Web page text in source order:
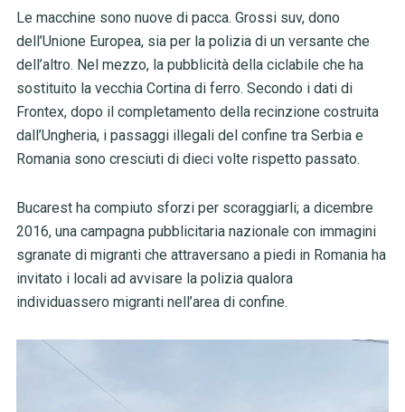
Le macchine sono nuove di pacca. Grossi suv, dono
dell’Unione Europea, sia per la polizia di un versante che
dell’altro. Nel mezzo, la pubblicità della ciclabile che ha
sostituito la vecchia Cortina di ferro. Secondo i dati di
Frontex, dopo il completamento della recinzione costruita
dall’Ungheria, i passaggi illegali del confine tra Serbia e
Romania sono cresciuti di dieci volte rispetto passato.
Bucarest ha compiuto sforzi per scoraggiarli; a dicembre
2016, una campagna pubblicitaria nazionale con immagini
sgranate di migranti che attraversano a piedi in Romania ha
invitato i locali ad avvisare la polizia qualora
individuassero migranti nell’area di confine.